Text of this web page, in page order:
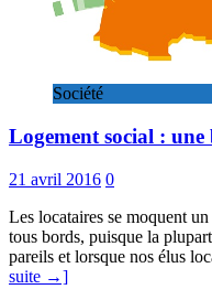
Société
Logement social :
21 avril 2016 0
Les locataires se moquent
tous bords, puisque la
pareils et lorsque nos élus
suite →]